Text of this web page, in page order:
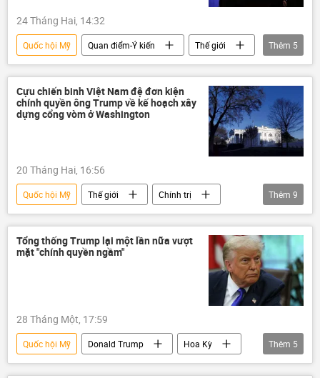
24 Tháng Hai, 14:32
Quốc hội Mỹ Quan điểm-Ý kiến
Thế giới
chuyên gia
Chính trị
Hoa Kỳ
Donald Trump
thuế
Thêm 5
Cựu chiến binh Việt Nam đệ đơn kiện
chính quyền ông Trump về kế hoạch xây
dựng cổng vòm ở Washington
20 Tháng Hai, 16:56
Quốc hội Mỹ Thế giới
Chính trị
Donald Trump
Hoa Kỳ
Cựu chiến binh
Báo chí thế giới
Quân sự
Washington
Nhà Trắng
Thêm 9
Tổng thống Trump lại một lần nữa vượt
mặt "chính quyền ngầm"
28 Tháng Một, 17:59
Quốc hội Mỹ Donald Trump
Hoa Kỳ
Thế giới
Chính trị
Greenland
Thêm 5